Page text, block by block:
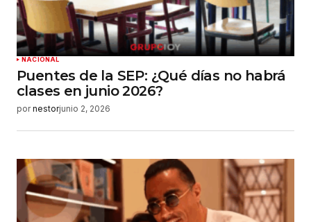
NACIONAL
Puentes de la SEP: ¿Qué días no habrá
clases en junio 2026?
por nestorjunio 2, 2026